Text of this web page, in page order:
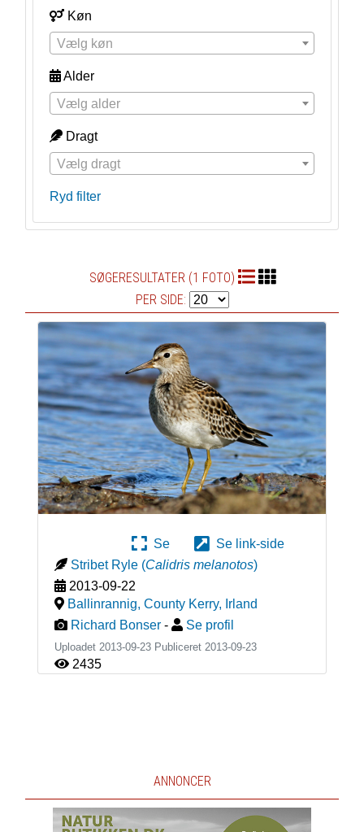
Køn
Vælg køn
Alder
Vælg alder
Dragt
Vælg dragt
Ryd filter
SØGERESULTATER (1 FOTO)
PER SIDE:
Se
Se link-side
Stribet Ryle (Calidris melanotos)
2013-09-22
Ballinrannig, County Kerry, Irland
Richard Bonser - Se profil
Uploadet 2013-09-23 Publiceret 2013-09-23
2435
ANNONCER